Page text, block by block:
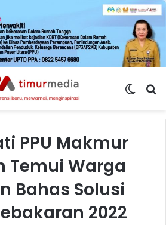
Switch
PPU Makmur
Temui Warga
Bahas Solusi
2022